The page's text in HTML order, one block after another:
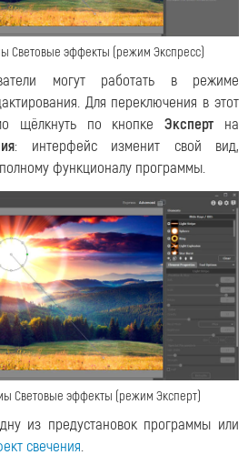
Световые эффекты (режим Экспресс)
могут работать в режиме
Для переключения в этот
щёлкнуть по кнопкеЭксперт на
: интерфейс изменит свой вид,
функционалу программы.
Световые эффекты (режим Эксперт)
из предустановок программы или
свечения.